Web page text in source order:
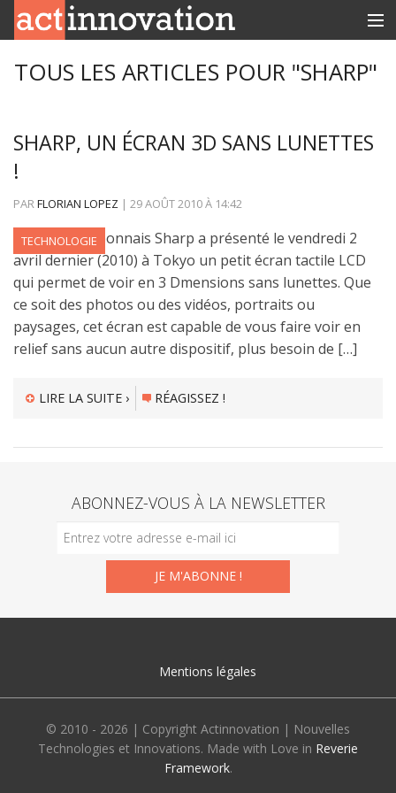
CONTACT
TOUS LES ARTICLES POUR "SHARP"
SHARP, UN ÉCRAN 3D SANS LUNETTES
!
PARFLORIAN LOPEZ | 29 AOÛT 2010À 14:42
TECHNOLOGIE
Le groupe japonnais Sharp a présenté le vendredi 2
avril dernier (2010) à Tokyo un petit écran tactile LCD
qui permet de voir en 3 Dmensions sans lunettes. Que
ce soit des photos ou des vidéos, portraits ou
paysages, cet écran est capable de vous faire voir en
relief sans aucun autre dispositif, plus besoin de […]
LIRE LA SUITE › RÉAGISSEZ !
ABONNEZ-VOUS À LA NEWSLETTER
Mentions légales
© 2010 - 2026 | Copyright Actinnovation | Nouvelles
Technologies et Innovations. Made with Love in Reverie
Framework.